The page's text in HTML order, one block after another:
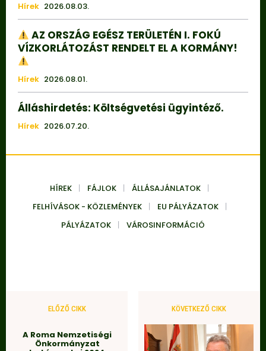
Hírek 2026.08.03.
AZ ORSZÁG EGÉSZ TERÜLETÉN I. FOKÚ
VÍZKORLÁTOZÁST RENDELT EL A KORMÁNY!
Hírek 2026.08.01.
Álláshirdetés: Költségvetési ügyintéző.
Hírek 2026.07.20.
HÍREK FÁJLOK
ÁLLÁSAJÁNLATOK
FELHÍVÁSOK - KÖZLEMÉNYEK
EU PÁLYÁZATOK
PÁLYÁZATOK
VÁROSINFORMÁCIÓ
ELŐZŐ CIKK
A Roma Nemzetiségi
Önkormányzat
KÖVETKEZŐ CIKK